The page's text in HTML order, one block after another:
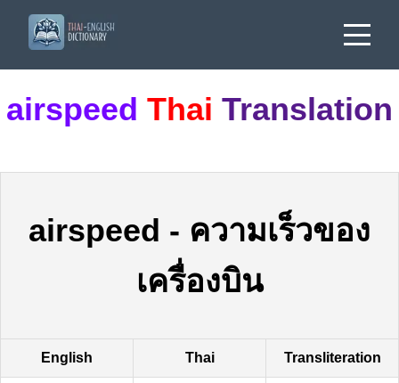
airspeed Thai Translation
airspeed - ความเร็วของ
เครื่องบิน
English Thai Transliteration